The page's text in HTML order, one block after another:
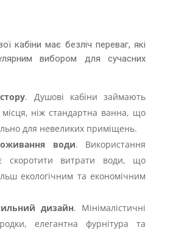
кабіни має безліч переваг, які
вибором для сучасних
. Душові кабіни займають
ніж стандартна ванна, що
для невеликих приміщень.
води. Використання
скоротити витрати води, що
екологічним та економічним
дизайн. Мінімалістичні
елегантна фурнітура та